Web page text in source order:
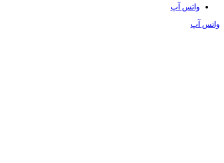
واتس آپ
واتس آپ